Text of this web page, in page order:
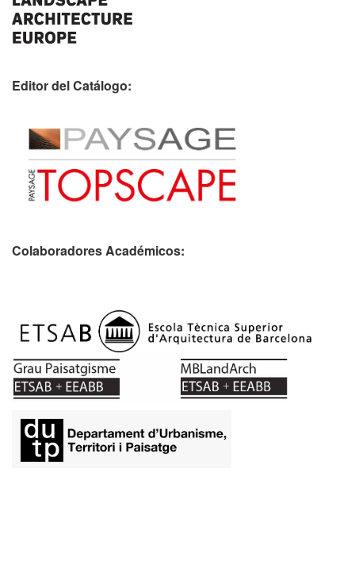
Editor del Catálogo:
Colaboradores Académicos: